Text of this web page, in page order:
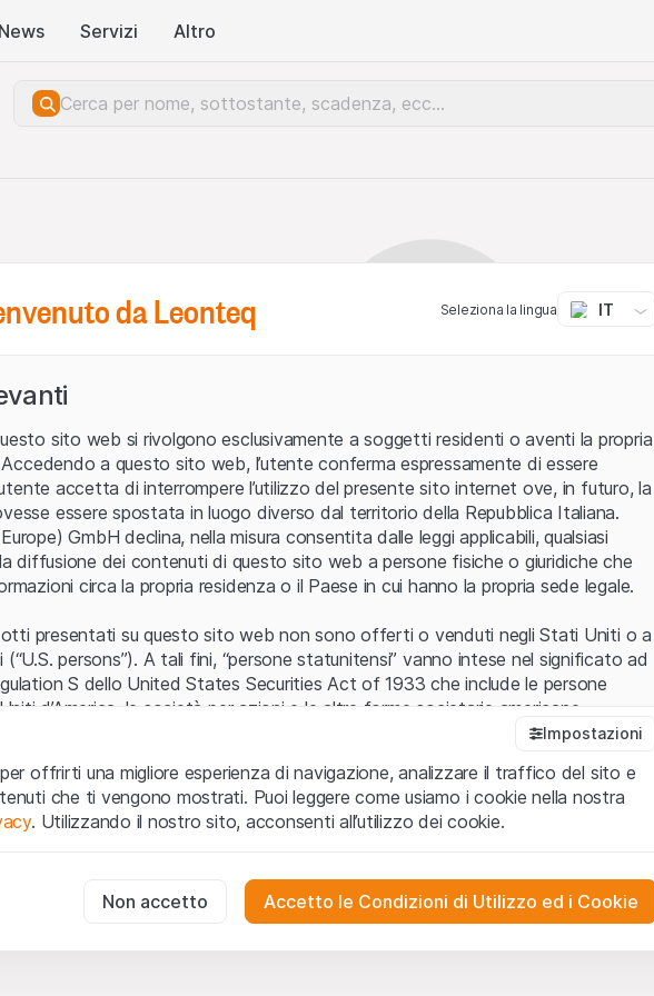
News Servizi Altro
Errore del server.
da Leonteq Seleziona la lingua IT
sito web si rivolgono esclusivamente a soggetti residenti o aventi la propria
a questo sito web, l’utente conferma espressamente di essere
accetta di interrompere l’utilizzo del presente sito internet ove, in futuro, la
essere spostata in luogo diverso dal territorio della Repubblica Italiana.
GmbH declina, nella misura consentita dalle leggi applicabili, qualsiasi
diffusione dei contenuti di questo sito web a persone fisiche o giuridiche che
circa la propria residenza o il Paese in cui hanno la propria sede legale.
presentati su questo sito web non sono offerti o venduti negli Stati Uniti o a
persons”). A tali fini, “persone statunitensi” vanno intese nel significato ad
S dello United States Securities Act of 1933 che include le persone
d’America, le società per azioni e le altre forme societarie americane.
web (di seguito, il “Sito”) si dichiara di aver compreso e di accettare le
avvertenze importanti e le condizioni di utilizzo ivi rese disponibili. Nel caso in
utilizzonon siano accettate, l’utente è tenuto ad interrompere l’utilizzo del
o invito ad acquistare
i dati, i servizi, gli strumenti, i documenti (i “Contenuti del Sito”) contenuti o
web hanno esclusivamente finalità informative e non rappresentano né
Impostazioni
offrirti una migliore esperienza di navigazione, analizzare il traffico del sito e
che ti vengono mostrati. Puoi leggere come usiamo i cookie nella nostra
. Utilizzando il nostro sito, acconsenti all’utilizzo dei cookie.
per il funzionamento del sito web e non possono essere disattivati.
Non accetto Accetto le Condizioni di Utilizzo ed i Cookie